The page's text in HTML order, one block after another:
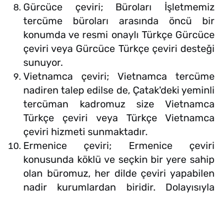
Gürcüce çeviri; Büroları İşletmemiz
tercüme büroları arasında öncü bir
konumda ve resmi onaylı Türkçe Gürcüce
çeviri veya Gürcüce Türkçe çeviri desteği
sunuyor.
Vietnamca çeviri; Vietnamca tercüme
nadiren talep edilse de, Çatak'deki yeminli
tercüman kadromuz size Vietnamca
Türkçe çeviri veya Türkçe Vietnamca
çeviri hizmeti sunmaktadır.
Ermenice çeviri; Ermenice çeviri
konusunda köklü ve seçkin bir yere sahip
olan büromuz, her dilde çeviri yapabilen
nadir kurumlardan biridir. Dolayısıyla